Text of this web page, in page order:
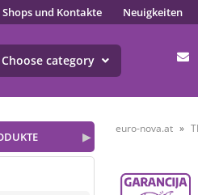
Shops und Kontakte Neuigkeiten
Choose category
▶
euro-nova.at